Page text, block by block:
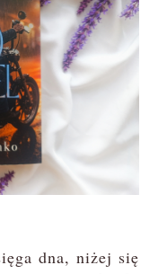
dna, niżej się